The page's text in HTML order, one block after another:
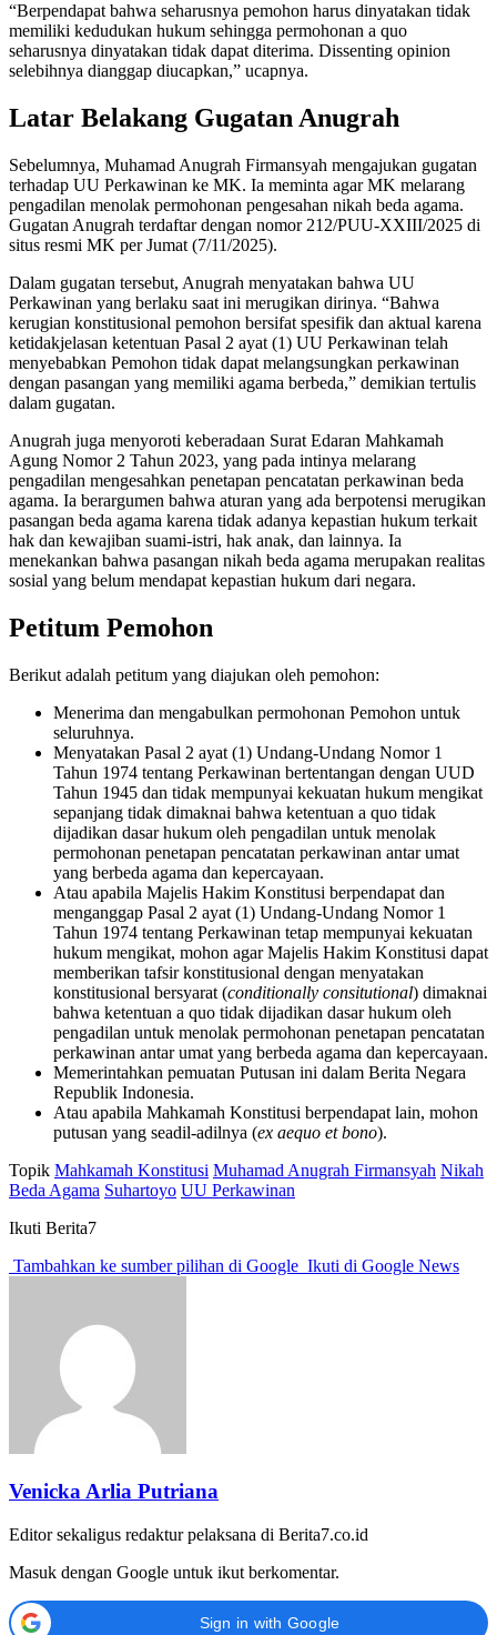
“Berpendapat bahwa seharusnya pemohon harus dinyatakan tidak
memiliki kedudukan hukum sehingga permohonan a quo
seharusnya dinyatakan tidak dapat diterima. Dissenting opinion
selebihnya dianggap diucapkan,” ucapnya.
Latar Belakang Gugatan Anugrah
Sebelumnya, Muhamad Anugrah Firmansyah mengajukan gugatan
terhadap UU Perkawinan ke MK. Ia meminta agar MK melarang
pengadilan menolak permohonan pengesahan nikah beda agama.
Gugatan Anugrah terdaftar dengan nomor 212/PUU-XXIII/2025 di
situs resmi MK per Jumat (7/11/2025).
Dalam gugatan tersebut, Anugrah menyatakan bahwa UU
Perkawinan yang berlaku saat ini merugikan dirinya. “Bahwa
kerugian konstitusional pemohon bersifat spesifik dan aktual karena
ketidakjelasan ketentuan Pasal 2 ayat (1) UU Perkawinan telah
menyebabkan Pemohon tidak dapat melangsungkan perkawinan
dengan pasangan yang memiliki agama berbeda,” demikian tertulis
dalam gugatan.
Anugrah juga menyoroti keberadaan Surat Edaran Mahkamah
Agung Nomor 2 Tahun 2023, yang pada intinya melarang
pengadilan mengesahkan penetapan pencatatan perkawinan beda
agama. Ia berargumen bahwa aturan yang ada berpotensi merugikan
pasangan beda agama karena tidak adanya kepastian hukum terkait
hak dan kewajiban suami-istri, hak anak, dan lainnya. Ia
menekankan bahwa pasangan nikah beda agama merupakan realitas
sosial yang belum mendapat kepastian hukum dari negara.
Petitum Pemohon
Berikut adalah petitum yang diajukan oleh pemohon:
Menerima dan mengabulkan permohonan Pemohon untuk
seluruhnya.
Menyatakan Pasal 2 ayat (1) Undang-Undang Nomor 1
Tahun 1974 tentang Perkawinan bertentangan dengan UUD
Tahun 1945 dan tidak mempunyai kekuatan hukum mengikat
sepanjang tidak dimaknai bahwa ketentuan a quo tidak
dijadikan dasar hukum oleh pengadilan untuk menolak
permohonan penetapan pencatatan perkawinan antar umat
yang berbeda agama dan kepercayaan.
Atau apabila Majelis Hakim Konstitusi berpendapat dan
menganggap Pasal 2 ayat (1) Undang-Undang Nomor 1
Tahun 1974 tentang Perkawinan tetap mempunyai kekuatan
hukum mengikat, mohon agar Majelis Hakim Konstitusi dapat
memberikan tafsir konstitusional dengan menyatakan
konstitusional bersyarat (conditionally consitutional) dimaknai
bahwa ketentuan a quo tidak dijadikan dasar hukum oleh
pengadilan untuk menolak permohonan penetapan pencatatan
perkawinan antar umat yang berbeda agama dan kepercayaan.
Memerintahkan pemuatan Putusan ini dalam Berita Negara
Republik Indonesia.
Atau apabila Mahkamah Konstitusi berpendapat lain, mohon
putusan yang seadil-adilnya (ex aequo et bono).
Topik Mahkamah Konstitusi Muhamad Anugrah Firmansyah Nikah
Beda Agama Suhartoyo UU Perkawinan
Ikuti Berita7
Tambahkan ke sumber pilihan di Google Ikuti di Google News
Venicka Arlia Putriana
Editor sekaligus redaktur pelaksana di Berita7.co.id
Masuk dengan Google untuk ikut berkomentar.
Sign in with Google